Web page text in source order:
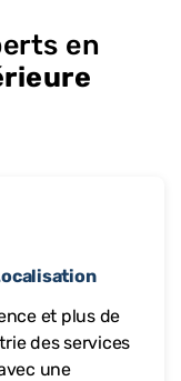
en
et plus de
des services
une